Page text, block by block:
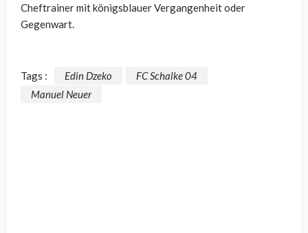
Cheftrainer mit königsblauer Vergangenheit oder
Gegenwart.
Tags : Edin Dzeko
FC Schalke 04
Manuel Neuer